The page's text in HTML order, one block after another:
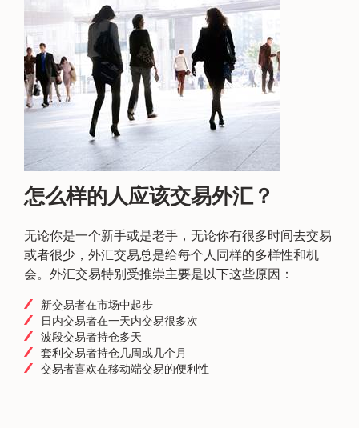
怎么样的人应该交易外汇？
无论你是一个新手或是老手，无论你有很多时间去交易
或者很少，外汇交易总是给每个人同样的多样性和机
会。外汇交易特别受推崇主要是以下这些原因：
新交易者在市场中起步
日内交易者在一天内交易很多次
波段交易者持仓多天
套利交易者持仓几周或几个月
交易者喜欢在移动端交易的便利性